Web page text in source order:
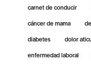
carnet de conducir
cáncer de mama
diabetes
dolor
enfermedad laboral